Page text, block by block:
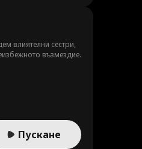
влиятелни сестри,
възмездие.
Пускане